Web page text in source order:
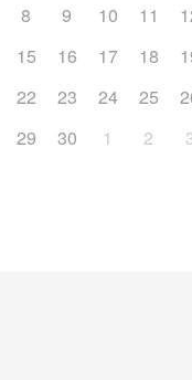
8
9 10 11
15
16 17 18
22
23 24 25
29
30 1 2